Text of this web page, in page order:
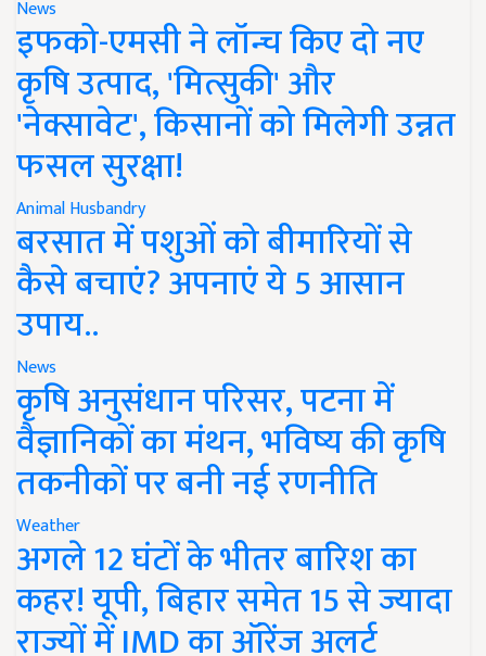
News
इफको-एमसी ने लॉन्च किए दो नए
कृषि उत्पाद, 'मित्सुकी' और
'नेक्सावेट', किसानों को मिलेगी उन्नत
फसल सुरक्षा!
Animal Husbandry
बरसात में पशुओं को बीमारियों से
कैसे बचाएं? अपनाएं ये 5 आसान
उपाय..
News
कृषि अनुसंधान परिसर, पटना में
वैज्ञानिकों का मंथन, भविष्य की कृषि
तकनीकों पर बनी नई रणनीति
Weather
अगले 12 घंटों के भीतर बारिश का
कहर! यूपी, बिहार समेत 15 से ज्यादा
राज्यों में IMD का ऑरेंज अलर्ट